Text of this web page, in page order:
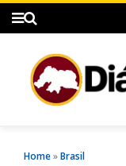
Home»Brasil